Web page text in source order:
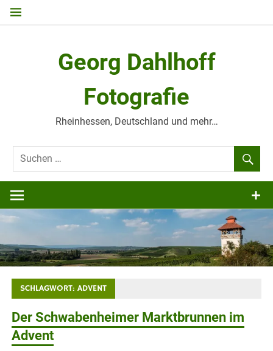
Zum
Georg Dahlhoff
Fotografie
Rheinhessen, Deutschland und mehr…
SCHLAGWORT:ADVENT
Der Schwabenheimer Marktbrunnen im
Advent